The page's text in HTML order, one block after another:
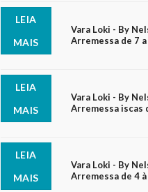
LEIA
MAIS
Vara Loki - By
Arremessa de 7
LEIA
MAIS
Vara Loki - By
Arremessa iscas
LEIA
MAIS
Vara Loki - By
Arremessa de 4